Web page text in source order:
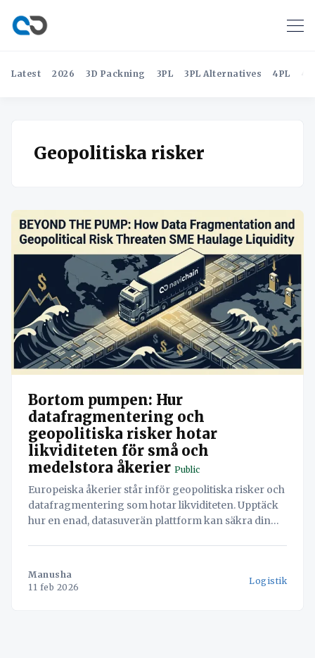
Latest 2026 3D Packning 3PL 3PL Alternatives 4PL
Geopolitiska risker
Bortom pumpen: Hur
datafragmentering och
geopolitiska risker hotar
likviditeten för små och
medelstora åkerier Public
Europeiska åkerier står inför geopolitiska risker och
datafragmentering som hotar likviditeten. Upptäck
hur en enad, datasuverän plattform kan säkra din
Manusha
11 feb 2026
Logistik